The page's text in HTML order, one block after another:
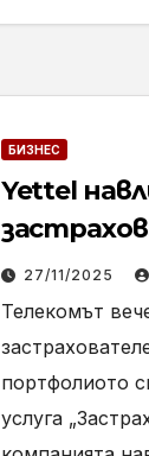
БИЗНЕС
Yettel
услугата
OneClick“
27/11/2025
Телекомът
портфолиото
услуга